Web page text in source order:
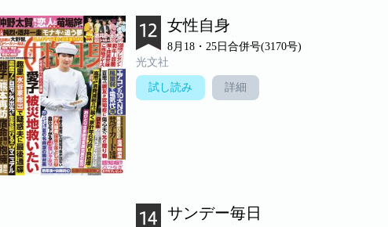
女性自身
8月18・25日合併号(3170号)
光文社
試し読み 詳細
サンデー毎日